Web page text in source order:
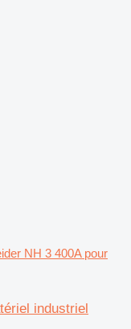
NH 3 400A pour
industriel